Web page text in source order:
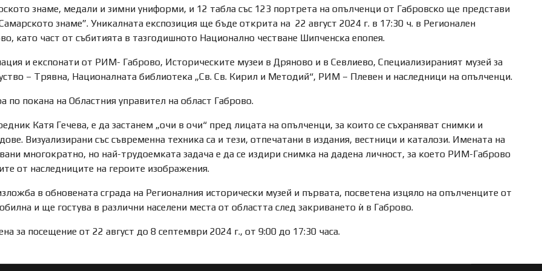
знаме, медали и зимни униформи, и 12 табла със 123 портрета на опълченци от Габровско ще представи
знаме”. Уникалната експозиция ще бъде открита на 22 август 2024 г. в 17:30 ч. в Регионален
като част от събитията в тазгодишното Национално честване Шипченска епопея.
и експонати от РИМ- Габрово, Историческите музеи в Дряново и в Севлиево, Специализираният музей за
– Трявна, Националната библиотека „Св. Св. Кирил и Методий“, РИМ – Плевен и наследници на опълченци.
по покана на Областния управител на област Габрово.
Катя Гечева, е да застанем „очи в очи“ пред лицата на опълченци, за които се съхраняват снимки и
Визуализирани със съвременна техника са и тези, отпечатани в издания, вестници и каталози. Имената на
многократно, но най-трудоемката задача е да се издири снимка на дадена личност, за което РИМ-Габрово
от наследниците на героите изображения.
в обновената сграда на Регионалния исторически музей и първата, посветена изцяло на опълченците от
и ще гостува в различни населени места от областта след закриването ѝ в Габрово.
за посещение от 22 август до 8 септември 2024 г., от 9:00 до 17:30 часа.